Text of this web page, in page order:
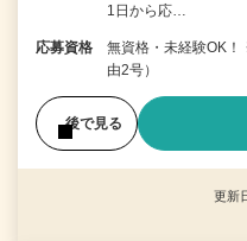
1日から応…
応募資格
無資格・未経験OK
由2号）
後で見る
更新